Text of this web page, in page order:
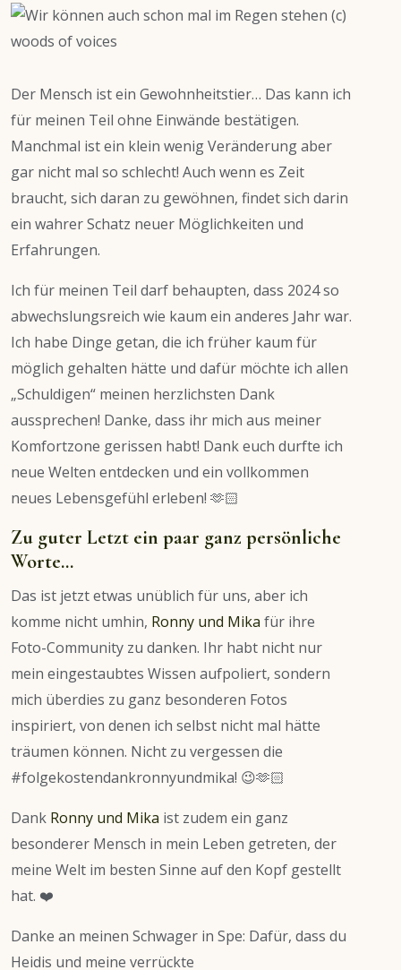
Der Mensch ist ein Gewohnheitstier… Das kann ich
für meinen Teil ohne Einwände bestätigen.
Manchmal ist ein klein wenig Veränderung aber
gar nicht mal so schlecht! Auch wenn es Zeit
braucht, sich daran zu gewöhnen, findet sich darin
ein wahrer Schatz neuer Möglichkeiten und
Erfahrungen.
Ich für meinen Teil darf behaupten, dass 2024 so
abwechslungsreich wie kaum ein anderes Jahr war.
Ich habe Dinge getan, die ich früher kaum für
möglich gehalten hätte und dafür möchte ich allen
„Schuldigen“ meinen herzlichsten Dank
aussprechen! Danke, dass ihr mich aus meiner
Komfortzone gerissen habt! Dank euch durfte ich
neue Welten entdecken und ein vollkommen
neues Lebensgefühl erleben! 🫶🏻
Zu guter Letzt ein paar ganz persönliche
Worte…
Das ist jetzt etwas unüblich für uns, aber ich
komme nicht umhin, Ronny und Mika für ihre
Foto-Community zu danken. Ihr habt nicht nur
mein eingestaubtes Wissen aufpoliert, sondern
mich überdies zu ganz besonderen Fotos
inspiriert, von denen ich selbst nicht mal hätte
träumen können. Nicht zu vergessen die
#folgekostendankronnyundmika! 😉🫶🏻
Dank Ronny und Mika ist zudem ein ganz
besonderer Mensch in mein Leben getreten, der
meine Welt im besten Sinne auf den Kopf gestellt
hat. ❤️
Danke an meinen Schwager in Spe: Dafür, dass du
Heidis und meine verrückte